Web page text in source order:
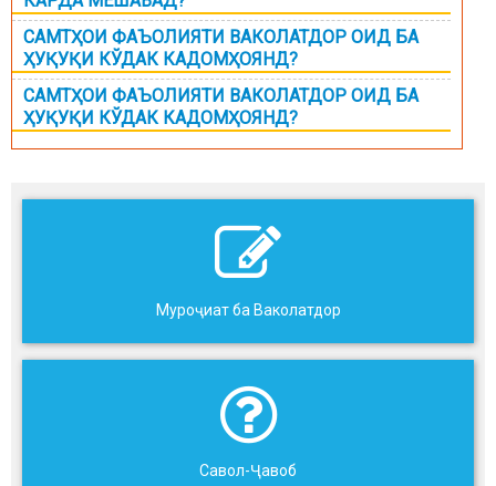
САМТҲОИ ФАЪОЛИЯТИ ВАКОЛАТДОР ОИД БА
ҲУҚУҚИ КЎДАК КАДОМҲОЯНД?
САМТҲОИ ФАЪОЛИЯТИ ВАКОЛАТДОР ОИД БА
ҲУҚУҚИ КЎДАК КАДОМҲОЯНД?
Муроҷиат ба Ваколатдор
Савол-Ҷавоб